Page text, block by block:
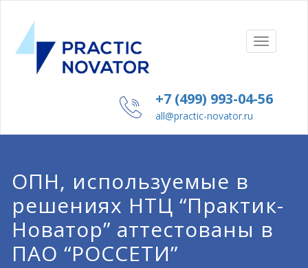
+7 (499) 993-04-56
all@practic-novator.ru
ОПН, используемые в
решениях НТЦ “Практик-
Новатор” аттестованы в
ПАО “РОССЕТИ”